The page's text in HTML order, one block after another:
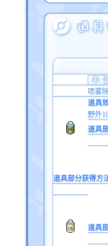
喷雾
道具
野外
道具
道具部分获得方法
道具